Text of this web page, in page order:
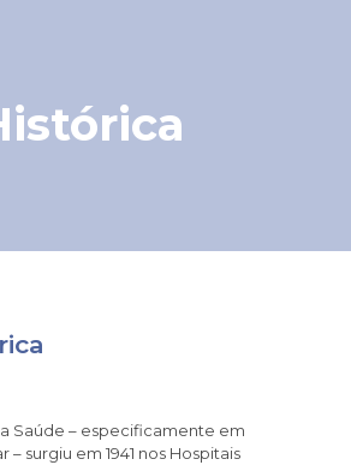
Saúde – especificamente em
surgiu em 1941 nos Hospitais